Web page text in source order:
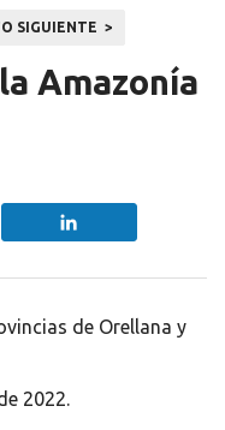
SIGUIENTE
Amazonía
de Orellana y
2022.